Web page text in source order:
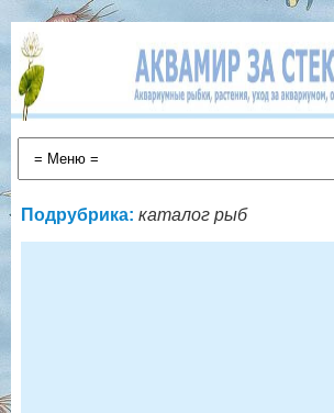
Подрубрика: каталог рыб